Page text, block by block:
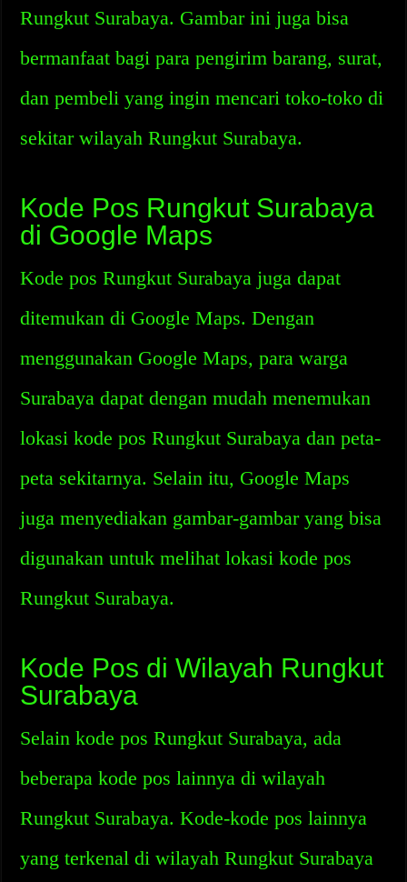
Rungkut Surabaya. Gambar ini juga bisa
bermanfaat bagi para pengirim barang, surat,
dan pembeli yang ingin mencari toko-toko di
sekitar wilayah Rungkut Surabaya.
Kode Pos Rungkut Surabaya
di Google Maps
Kode pos Rungkut Surabaya juga dapat
ditemukan di Google Maps. Dengan
menggunakan Google Maps, para warga
Surabaya dapat dengan mudah menemukan
lokasi kode pos Rungkut Surabaya dan peta-
peta sekitarnya. Selain itu, Google Maps
juga menyediakan gambar-gambar yang bisa
digunakan untuk melihat lokasi kode pos
Rungkut Surabaya.
Kode Pos di Wilayah Rungkut
Surabaya
Selain kode pos Rungkut Surabaya, ada
beberapa kode pos lainnya di wilayah
Rungkut Surabaya. Kode-kode pos lainnya
yang terkenal di wilayah Rungkut Surabaya